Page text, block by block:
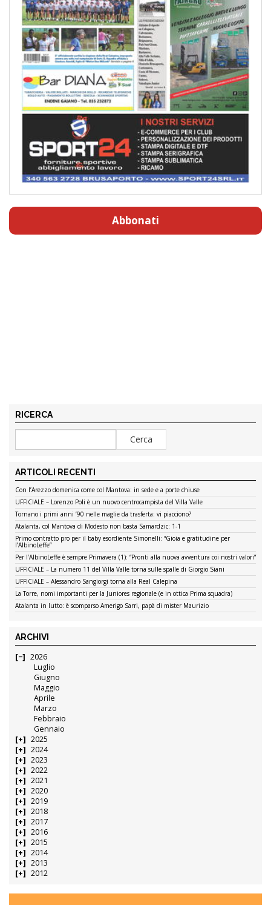
Abbonati
RICERCA
ARTICOLI RECENTI
Con l’Arezzo domenica come col Mantova: in sede e a porte chiuse
UFFICIALE – Lorenzo Poli è un nuovo centrocampista del Villa Valle
Tornano i primi anni ’90 nelle maglie da trasferta: vi piacciono?
Atalanta, col Mantova di Modesto non basta Samardzic: 1-1
Primo contratto pro per il baby esordiente Simonelli: “Gioia e gratitudine per
l’AlbinoLeffe”
Per l’AlbinoLeffe è sempre Primavera (1): “Pronti alla nuova avventura coi nostri valori”
UFFICIALE – La numero 11 del Villa Valle torna sulle spalle di Giorgio Siani
UFFICIALE – Alessandro Sangiorgi torna alla Real Calepina
La Torre, nomi importanti per la Juniores regionale (e in ottica Prima squadra)
Atalanta in lutto: è scomparso Amerigo Sarri, papà di mister Maurizio
ARCHIVI
2026
Luglio
Giugno
Maggio
Aprile
Marzo
Febbraio
Gennaio
2025
2024
2023
2022
2021
2020
2019
2018
2017
2016
2015
2014
2013
2012